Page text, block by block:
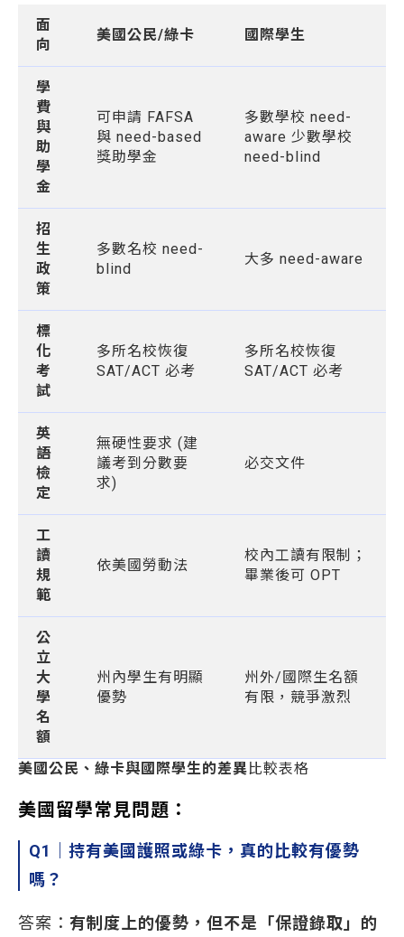
面
向
美國公民/綠卡 國際學生
學
費
與
助
學
金
可申請 FAFSA
與 need-based
獎助學金
多數學校 need-
aware 少數學校
need-blind
招
生
政
策
多數名校 need-
blind
大多 need-aware
標
化
考
試
多所名校恢復
SAT/ACT 必考
多所名校恢復
SAT/ACT 必考
英
語
檢
定
無硬性要求 (建
議考到分數要
求)
必交文件
工
讀
規
範
依美國勞動法
校內工讀有限制；
畢業後可 OPT
公
立
大
學
名
額
州內學生有明顯
優勢
州外/國際生名額
有限，競爭激烈
美國公民、綠卡與國際學生的差異比較表格
美國留學常見問題：
Q1
｜持有美國護照或綠卡，真的比較有優勢
嗎？
答案： 有制度上的優勢，但不是「保證錄取」的